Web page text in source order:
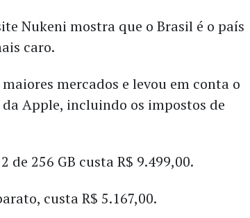
Nukeni mostra que o Brasil é o país
caro.
mercados e levou em conta o
Apple, incluindo os impostos de
de 256 GB custa R$ 9.499,00.
custa R$ 5.167,00.